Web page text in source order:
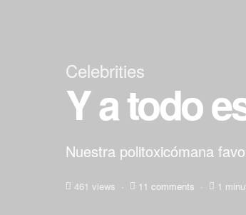
Celebrities
Y a todo
Nuestra politoxicómana
461 views 11 comments 1